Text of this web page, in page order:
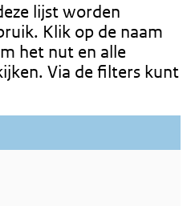
lijst worden
Klik op de naam
het nut en alle
Via de filters kunt